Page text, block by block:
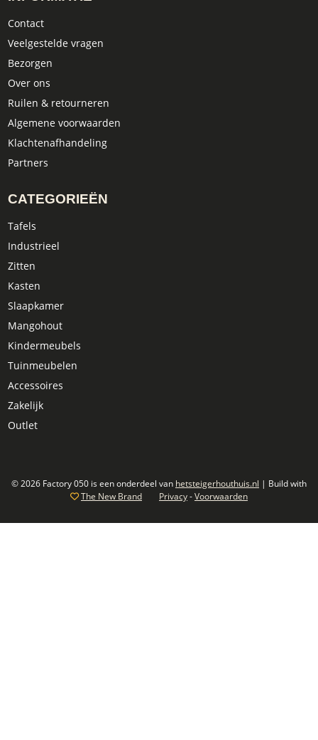
Contact
Veelgestelde vragen
Bezorgen
Over ons
Ruilen & retourneren
Algemene voorwaarden
Klachtenafhandeling
Partners
CATEGORIEËN
Tafels
Industrieel
Zitten
Kasten
Slaapkamer
Mangohout
Kindermeubels
Tuinmeubelen
Accessoires
Zakelijk
Outlet
© 2026 Factory 050 is een onderdeel van hetsteigerhouthuis.nl | Build with
The New Brand
Privacy-Voorwaarden